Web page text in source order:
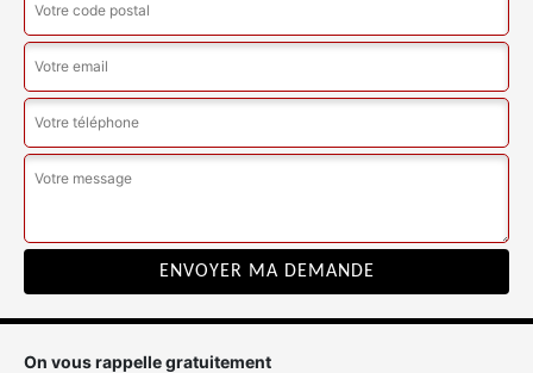
On vous rappelle gratuitement